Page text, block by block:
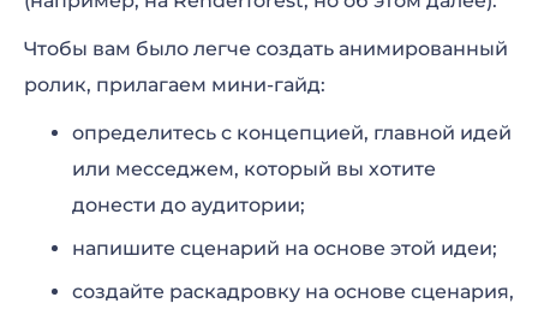
Чтобы вам было легче создать анимированный
ролик, прилагаем мини-гайд:
определитесь с концепцией, главной идей
или месседжем, который вы хотите
донести до аудитории;
напишите сценарий на основе этой идеи;
создайте раскадровку на основе сценария,